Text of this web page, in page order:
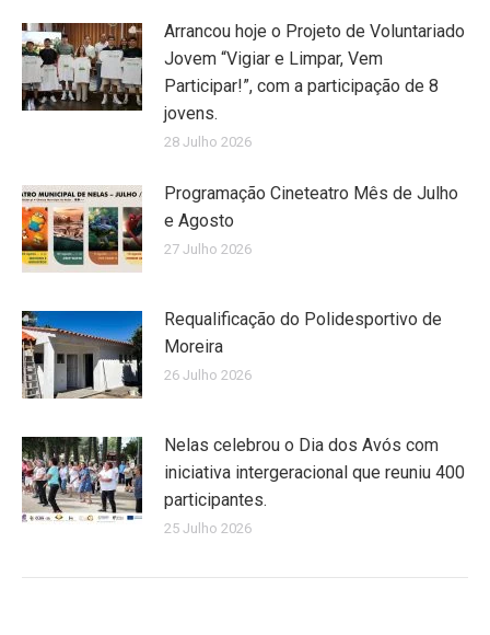
Arrancou hoje o Projeto de Voluntariado
Jovem “Vigiar e Limpar, Vem
Participar!”, com a participação de 8
jovens.
28 Julho 2026
Programação Cineteatro Mês de Julho
e Agosto
27 Julho 2026
Requalificação do Polidesportivo de
Moreira
26 Julho 2026
Nelas celebrou o Dia dos Avós com
iniciativa intergeracional que reuniu 400
participantes.
25 Julho 2026